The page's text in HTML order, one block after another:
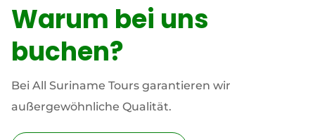
Warum bei uns
buchen?
Bei All Suriname Tours garantieren wir
außergewöhnliche Qualität.